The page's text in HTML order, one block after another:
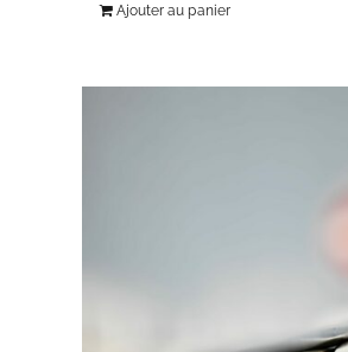
Ajouter au panier